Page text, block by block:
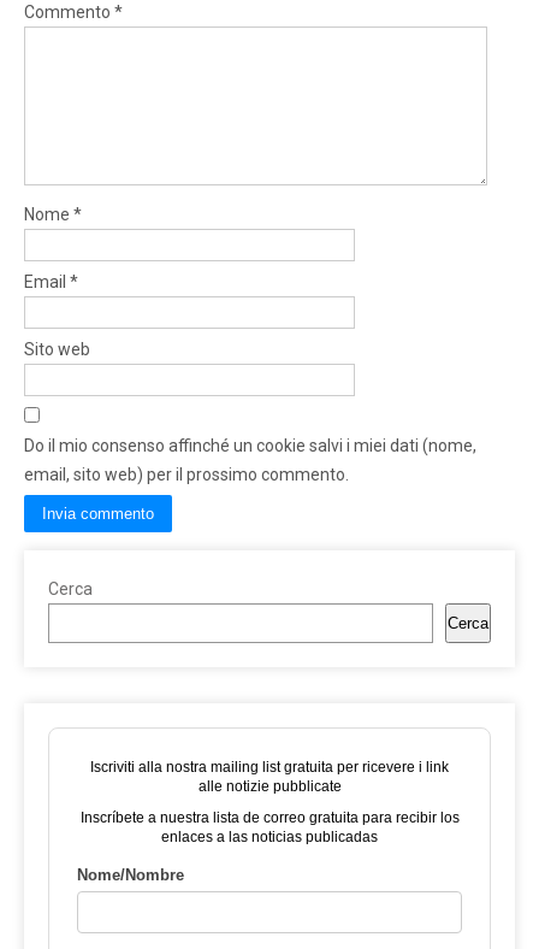
Commento *
Nome *
Email *
Sito web
Do il mio consenso affinché un cookie salvi i miei dati (nome,
email, sito web) per il prossimo commento.
Cerca
Cerca
Iscriviti alla nostra mailing list gratuita per ricevere i link
alle notizie pubblicate
Inscríbete a nuestra lista de correo gratuita para recibir los
enlaces a las noticias publicadas
Nome/Nombre